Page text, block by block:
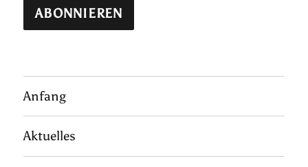
Anfang
Aktuelles